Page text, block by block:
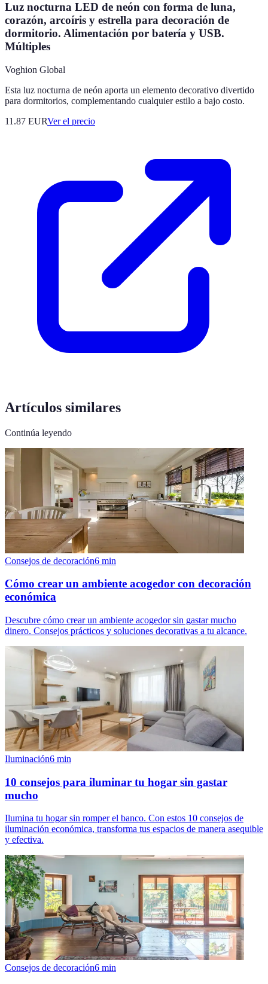
Luz nocturna LED de neón con forma de luna,
corazón, arcoíris y estrella para decoración de
dormitorio. Alimentación por batería y USB.
Múltiples
Voghion Global
Esta luz nocturna de neón aporta un elemento decorativo divertido
para dormitorios, complementando cualquier estilo a bajo costo.
11.87 EURVer el precio
Artículos similares
Continúa leyendo
Consejos de decoración6 min
Cómo crear un ambiente acogedor con decoración
económica
Descubre cómo crear un ambiente acogedor sin gastar mucho
dinero. Consejos prácticos y soluciones decorativas a tu alcance.
Iluminación6 min
10 consejos para iluminar tu hogar sin gastar
mucho
Ilumina tu hogar sin romper el banco. Con estos 10 consejos de
iluminación económica, transforma tus espacios de manera asequible
y efectiva.
Consejos de decoración6 min